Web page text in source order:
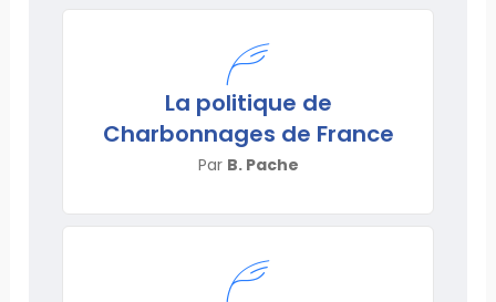
La politique de
Charbonnages de France
Par B. Pache